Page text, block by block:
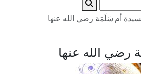
أم سَلَمَة رضي الله عنها
رضي الله عنها